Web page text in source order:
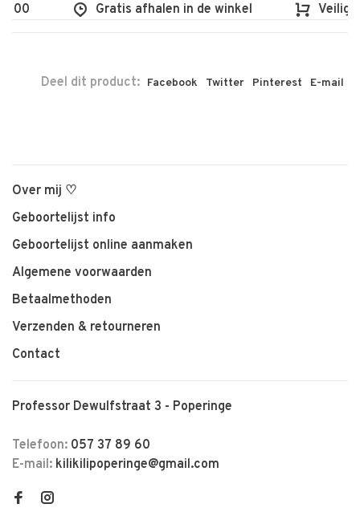
Gratis afhalen in de winkel Veilig
Deel dit product: Facebook Twitter Pinterest E-mail
Over mij ♡
Geboortelijst info
Geboortelijst online aanmaken
Algemene voorwaarden
Betaalmethoden
Verzenden & retourneren
Contact
Professor Dewulfstraat 3 - Poperinge
Telefoon: 057 37 89 60
E-mail: kilikilipoperinge@gmail.com